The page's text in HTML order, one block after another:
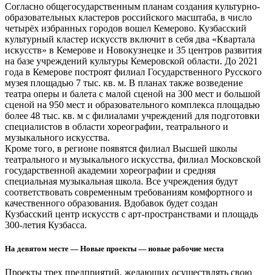
Согласно общегосударственным планам создания культурно-
образовательных кластеров российского масштаба, в число
четырёх избранных городов вошел Кемерово. Кузбасский
культурный кластер искусств включит в себя два «Квартала
искусств» в Кемерове и Новокузнецке и 35 центров развития
на базе учреждений культуры Кемеровской области. До 2021
года в Кемерове построят филиал Государственного Русского
музея площадью 7 тыс. кв. м. В планах также возведение
театра оперы и балета с малой сценой на 300 мест и большой
сценой на 950 мест и образовательного комплекса площадью
более 48 тыс. кв. м с филиалами учреждений для подготовки
специалистов в области хореографии, театрального и
музыкального искусства.
Кроме того, в регионе появятся филиал Высшей школы
театрального и музыкального искусства, филиал Московской
государственной академии хореографии и средняя
специальная музыкальная школа. Все учреждения будут
соответствовать современным требованиям комфортного и
качественного образования. Вдобавок будет создан
Кузбасский центр искусств с арт-пространствами и площадь
300-летия Кузбасса.
На девятом месте — Новые проекты — новые рабочие места
Проекты трех предприятий, желающих осуществлять свою